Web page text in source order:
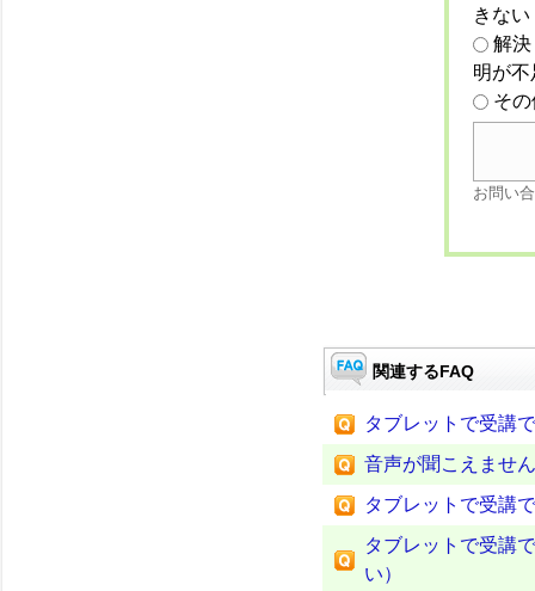
きない
解
明が
そ
お問い
関連するFAQ
タブレットで受講
音声が聞こえませ
タブレットで受講
タブレットで受講
い）